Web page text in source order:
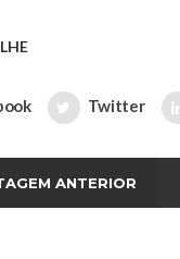
Twitter
ANTERIOR